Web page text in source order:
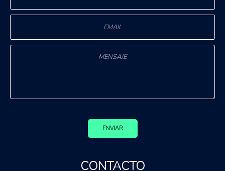
ENVIAR
CONTACTO